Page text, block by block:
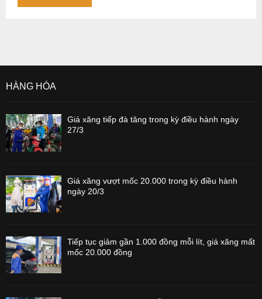
HÀNG HÓA
Giá xăng tiếp đà tăng trong kỳ điều hành ngày
27/3
Giá xăng vượt mốc 20.000 trong kỳ điều hành
ngày 20/3
Tiếp tục giảm gần 1.000 đồng mỗi lít, giá xăng mất
mốc 20.000 đồng